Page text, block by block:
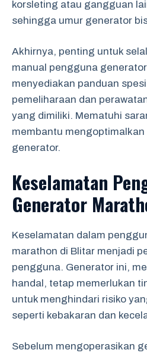
korsleting atau gangguan
sehingga umur generator
Akhirnya, penting untuk
manual pengguna
menyediakan panduan
pemeliharaan dan
yang dimiliki. Mematuhi
membantu
generator.
Keselamatan
Generator
Keselamatan dalam
marathon di Blitar menjadi
pengguna. Generator ini,
handal, tetap memerlukan
untuk menghindari risiko
seperti kebakaran dan
Sebelum mengoperasikan